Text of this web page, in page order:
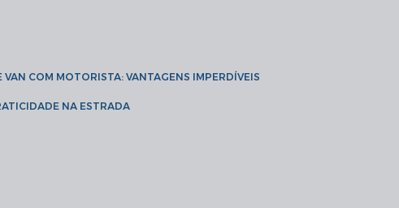
VAN COM MOTORISTA: VANTAGENS IMPERDÍVEIS
NA ESTRADA